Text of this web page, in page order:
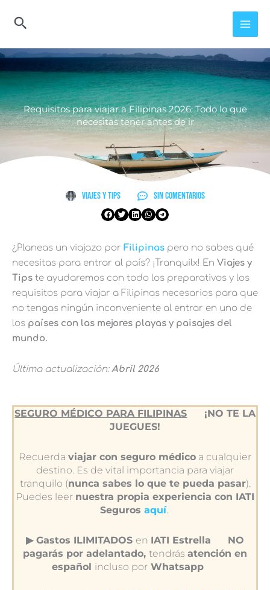
Requisitos para viajar a Filipinas 2026: Todo lo que
necesitas tener antes de ir
Viajes y Tips Sin comentarios
¿Planeas un viajazo por Filipinas pero no sabes qué
necesitas para entrar al país? ¡Tranquilx! En Viajes y
Tips te ayudaremos con todo los preparativos y los
requisitos para viajar a Filipinas necesarios para que
no tengas ningún inconveniente al entrar en uno de
los países con las mejores playas y paisajes del
mundo.
Última actualización:Abril 2026
SEGURO MÉDICO PARA FILIPINAS
¡NO TE LA
JUEGUES!
Recuerda viajar con seguro médico a cualquier
destino. Es de vital importancia para viajar
tranquilo (nunca sabes lo que te pueda pasar).
Puedes leer nuestra propia experiencia con IATI
Seguros aquí.
▶︎ Gastos ILIMITADOS en IATI Estrella
NO
pagarás por adelantado, tendrás atención en
español incluso por Whatsapp